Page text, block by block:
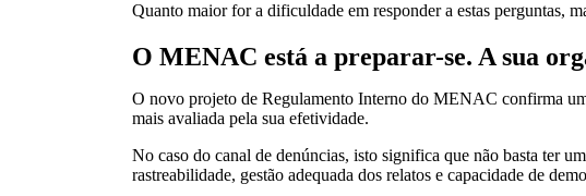
Quanto maior for a dificuldade em responder a estas perguntas,
O MENAC está a preparar-se. A sua
O novo projeto de Regulamento Interno do MENAC confirma
mais avaliada pela sua efetividade.
No caso do canal de denúncias, isto significa que não basta ter
rastreabilidade, gestão adequada dos relatos e capacidade de